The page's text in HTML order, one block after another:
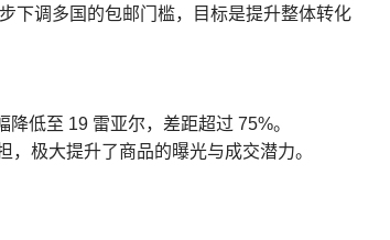
下调多国的包邮门槛，目标是提升整体转化
低至 19 雷亚尔，差距超过 75%。
极大提升了商品的曝光与成交潜力。